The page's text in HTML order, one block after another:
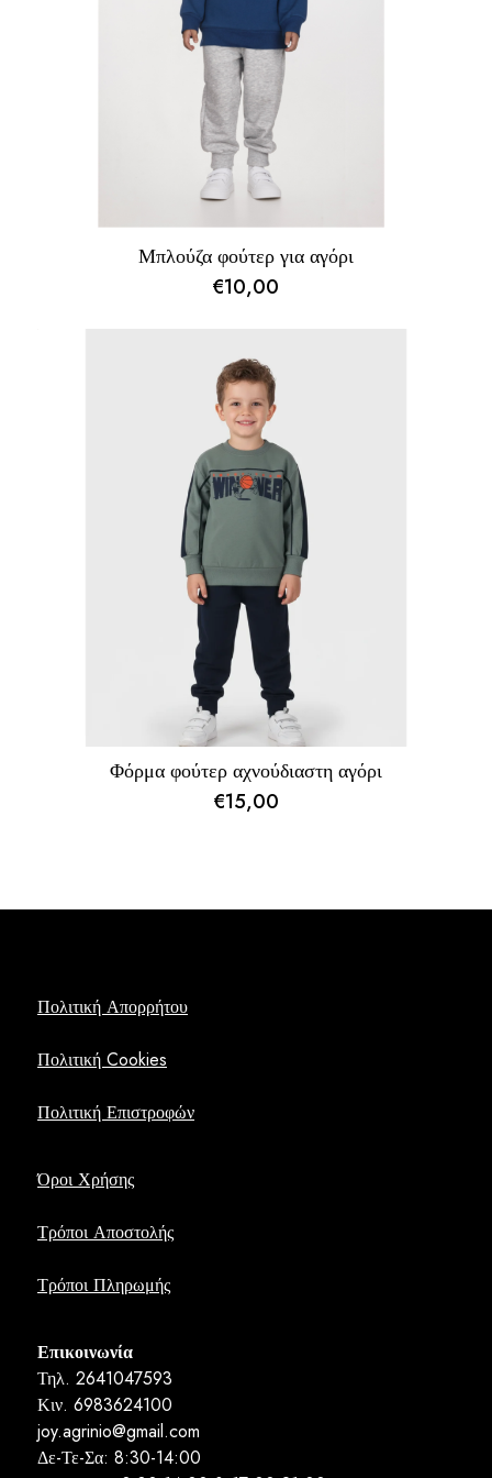
Μπλούζα φούτερ για αγόρι
€10,00
Φόρμα φούτερ αχνούδιαστη αγόρι
€15,00
Πολιτική Απορρήτου
Πολιτική Cookies
Πολιτική Επιστροφών
Όροι Χρήσης
Τρόποι Αποστολής
Τρόποι Πληρωμής
Επικοινωνία
Τηλ. 2641047593
Κιν. 6983624100
joy.agrinio@gmail.com
Δε-Τε-Σα: 8:30-14:00